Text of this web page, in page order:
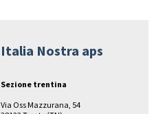
Italia Nostra aps
Sezione trentina
Via Oss Mazzurana, 54